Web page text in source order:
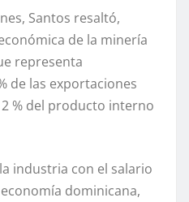
Santos resaltó,
de la minería
representa
de las exportaciones
% del producto interno
industria con el salario
dominicana,